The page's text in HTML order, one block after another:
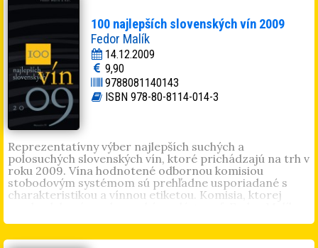
Enológ, vinár, pedagóg a profesor, chemik a spisovateľ
(nar. 1945, Modra) je autorom mnohých
vinárskych monografií a stoviek vedeckých prác. Ako
uznávaný odborník precestoval takmer všetky vinárske
krajiny sveta.
100 najlepších slovenských vín 2009
Fedor Malík
14.12.2009
9,90
9788081140143
ISBN 978-80-8114-014-3
Reprezentatívny výber najlepších suchých a
polosuchých slovenských vín, ktoré prichádzajú na trh v
roku 2009. Vína hodnotené odbornou komisiou
stobodovým systémom sú prehľadne usporiadané s
charakteristikou a vínnou etiketou. Komisia, ktorej
vinárov, ktorí zmenili slovenské víno. 100 najlepších